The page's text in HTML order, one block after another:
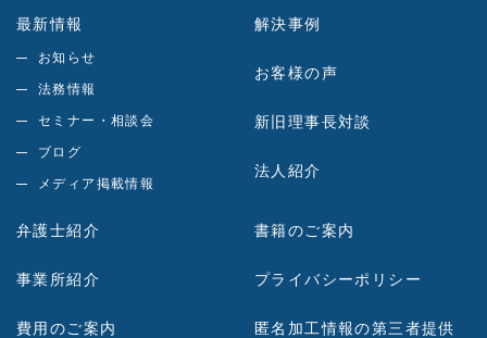
最新情報
お知らせ
法務情報
セミナー・相談会
ブログ
メディア掲載情報
解決事例
お客様の声
新旧理事長対談
法人紹介
弁護士紹介
事業所紹介
費用のご案内
書籍のご案内
プライバシーポリシー
匿名加工情報の第三者提供